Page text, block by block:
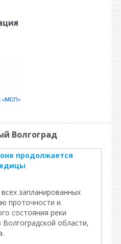
Волгоград
продолжается
запланированных
проточности и
состояния реки
области,